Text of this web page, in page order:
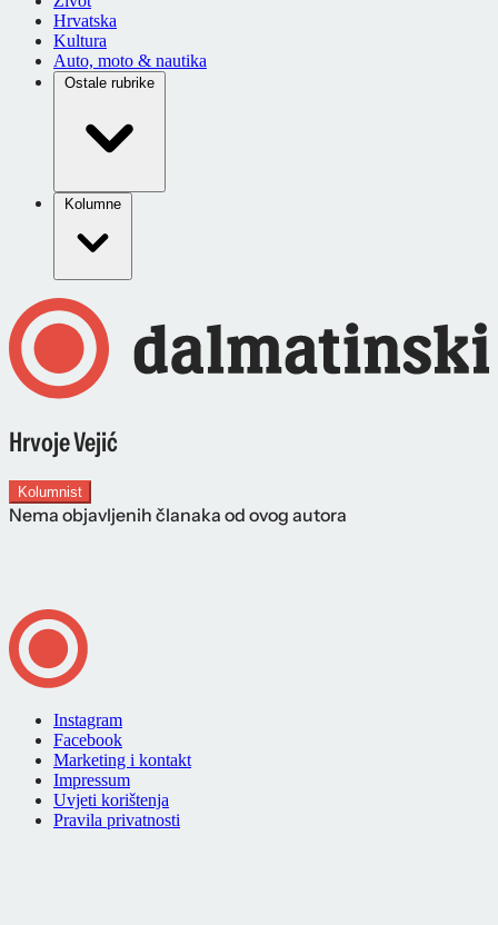
Hrvatska
Kultura
Auto, moto & nautika
Ostale rubrike
Kolumne
Hrvoje Vejić
Kolumnist
Nema objavljenih članaka od ovog autora
Instagram
Facebook
Marketing i kontakt
Impressum
Uvjeti korištenja
Pravila privatnosti